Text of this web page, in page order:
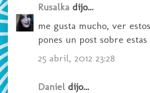
Rusalka dijo...
me gusta mucho, ver
pones un post sobre
25 abril, 2012 23:28
Danieldijo...